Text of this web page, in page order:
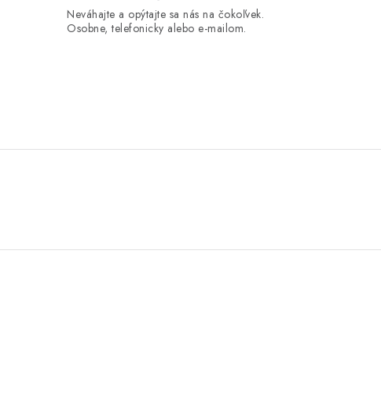
Neváhajte a opýtajte sa nás na čokoľvek.
Osobne, telefonicky alebo e-mailom.